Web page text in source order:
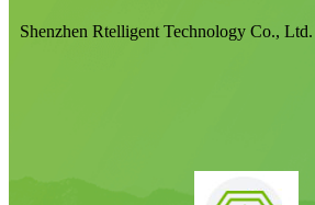
Shenzhen Rtelligent Technology Co., Ltd.